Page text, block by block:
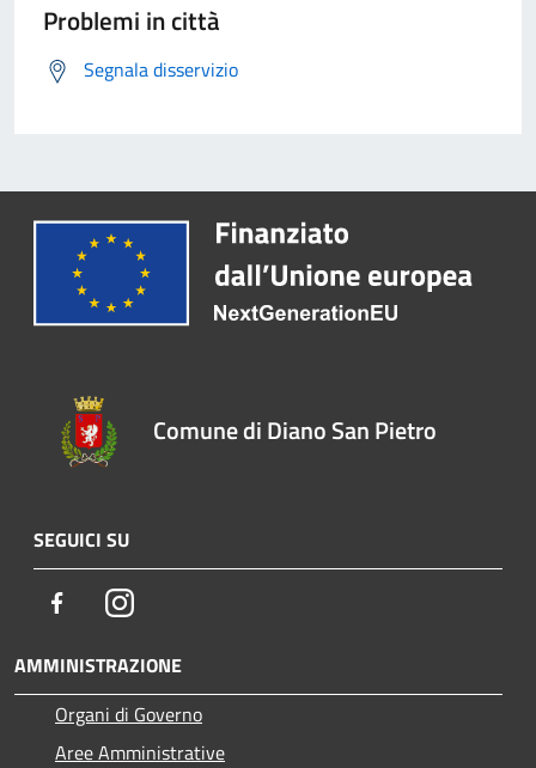
Problemi in città
Segnala disservizio
Comune di Diano San Pietro
SEGUICI SU
FacebookInstagram
AMMINISTRAZIONE
Organi di Governo
Aree Amministrative